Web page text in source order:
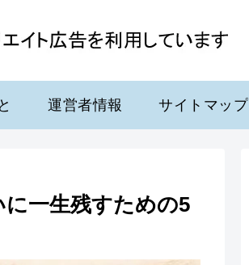
運営者情報 サイトマップ
一生残すための5